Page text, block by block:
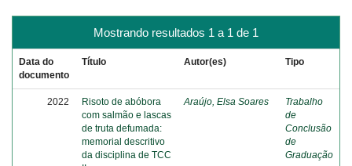
Mostrando resultados 1 a 1 de 1
Data do
documento
Título Autor(es) Tipo
2022
Risoto de abóbora
com salmão e lascas
de truta defumada:
memorial descritivo
da disciplina de TCC
Araújo, Elsa Soares
Trabalho
de
Conclusão
de
Graduação